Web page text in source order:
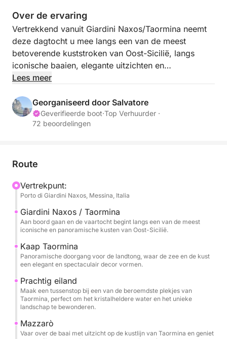
Over de ervaring
Vertrekkend vanuit Giardini Naxos/Taormina neemt
deze dagtocht u mee langs een van de meest
betoverende kuststroken van Oost-Sicilië, langs
iconische baaien, elegante uitzichten en
fascinerende locaties. Deze ervaring is ontworpen
de zee, ontspanning en onvergetelijke uitzichten.
De tocht begint richting Capo Taormina en Isola
landschap ontmoet. Hier biedt de kust intense
te zwemmen of om in alle rust van de zee te
genieten.
De tocht gaat verder naar Mazzarò en de prachtige
Atlantisbaai, ook wel bekend als de Baai van de
Sirenen, een exclusieve en verfijnde plek waar de
natuur samensmelt met de elegantie van de baai. Het
stop overdag bijzonder sfeervol.
Ten slotte bereiken we Sant'Alessio, langs de
schilderachtige Grotta delle Sirene, een plek rijk aan
charme en sfeer. De excursie omvat stops om te
Lees meer
Georganiseerd door Salvatore
Geverifieerde boot·Top Verhuurder ·
72 beoordelingen
Route
Vertrekpunt:
Porto di Giardini Naxos, Messina, Italia
Giardini Naxos / Taormina
Aan boord gaan en de vaartocht begint langs een van de meest
iconische en panoramische kusten van Oost-Sicilië.
Kaap Taormina
Panoramische doorgang voor de landtong, waar de zee en de kust
een elegant en spectaculair decor vormen.
Prachtig eiland
Maak een tussenstop bij een van de beroemdste plekjes van
Taormina, perfect om het kristalheldere water en het unieke
landschap te bewonderen.
Mazzarò
Vaar over de baai met uitzicht op de kustlijn van Taormina en geniet